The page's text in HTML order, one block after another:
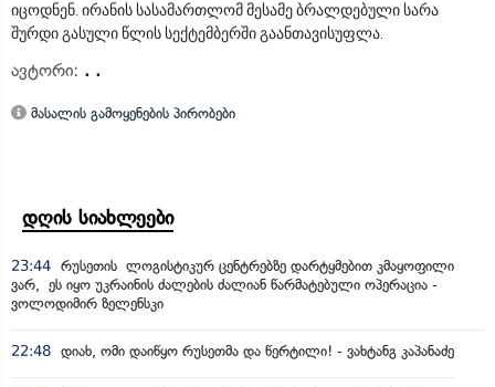
იცოდნენ. ირანის სასამართლომ მესამე ბრალდებული სარა
შურდი გასული წლის სექტემბერში გაანთავისუფლა.
ავტორი: . .
მასალის გამოყენების პირობები
დღის სიახლეები
23:44 რუსეთის ლოგისტიკურ ცენტრებზე დარტყმებით კმაყოფილი
ვარ, ეს იყო უკრაინის ძალების ძალიან წარმატებული ოპერაცია -
ვოლოდიმირ ზელენსკი
22:48 დიახ, ომი დაიწყო რუსეთმა და წერტილი! - ვახტანგ კაპანაძე